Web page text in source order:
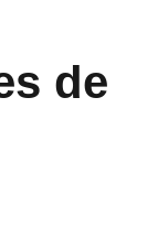
de